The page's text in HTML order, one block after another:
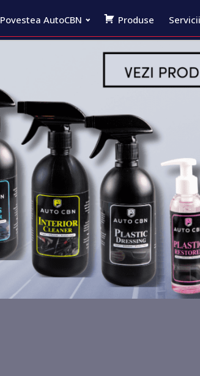
Povestea AutoCBN Produse Servicii